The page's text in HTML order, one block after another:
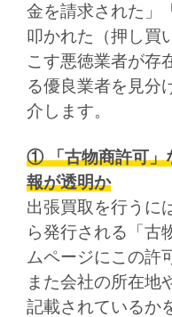
金を請求された」
叩かれた（押し買
こす悪徳業者が存
る優良業者を見分
介します。
① 「古物商許可」
報が透明か
出張買取を行うに
ら発行される「古
ムページにこの許
また会社の所在地
記載されているか